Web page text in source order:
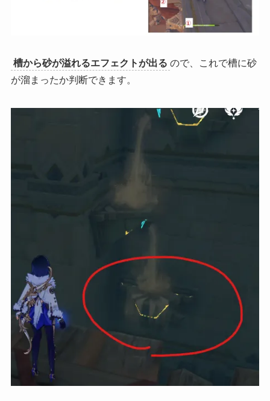
槽から砂が溢れるエフェクトが出る ので、これで槽に砂
が溜まったか判断できます。